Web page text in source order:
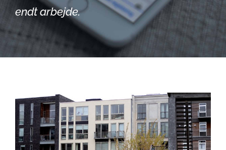
endt arbejde.